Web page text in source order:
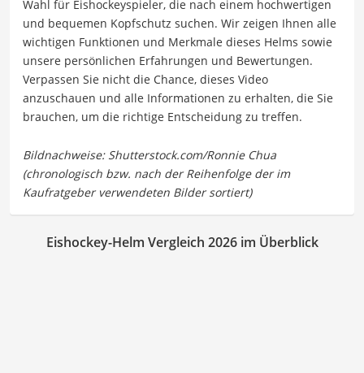
Wahl für Eishockeyspieler, die nach einem hochwertigen
und bequemen Kopfschutz suchen. Wir zeigen Ihnen alle
wichtigen Funktionen und Merkmale dieses Helms sowie
unsere persönlichen Erfahrungen und Bewertungen.
Verpassen Sie nicht die Chance, dieses Video
anzuschauen und alle Informationen zu erhalten, die Sie
brauchen, um die richtige Entscheidung zu treffen.
Eishockey-Helm Vergleich 2026 im Überblick